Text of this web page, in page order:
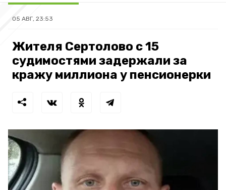
05 АВГ, 23:53
Жителя Сертолово с 15
судимостями задержали за
кражу миллиона у пенсионерки